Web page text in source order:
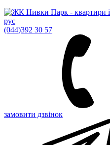
рус
(044)392 30 57
замовити дзвінок